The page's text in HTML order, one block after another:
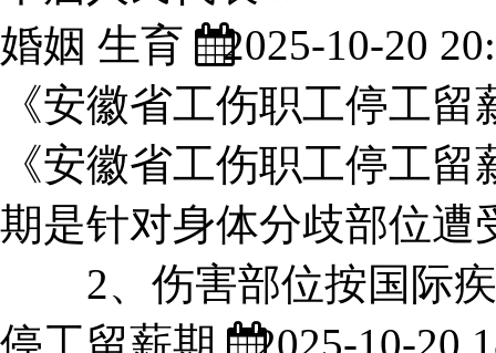
婚姻 生育
2025-10-20
《安徽省工伤职工停工
《安徽省工伤职工停工
期是针对身体分歧部位遭
2、伤害部位按国际